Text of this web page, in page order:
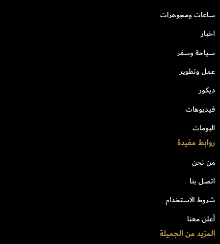
ساعات ومجوهرات
اخبار
سياحة وسفر
عمل وتطوير
ديكور
فيديوهات
البومات
روابط مفيدة
من نحن
اتصل بنا
شروط الاستخدام
أعلن معنا
المزيد من الجميلة